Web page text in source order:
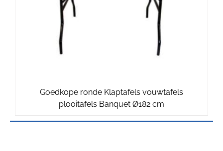
Goedkope ronde Klaptafels vouwtafels
plooitafels Banquet Ø182 cm